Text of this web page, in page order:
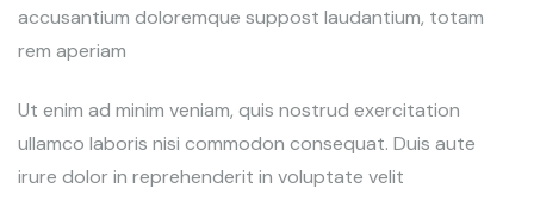
accusantium doloremque suppost laudantium, totam
rem aperiam
Ut enim ad minim veniam, quis nostrud exercitation
ullamco laboris nisi commodon consequat. Duis aute
irure dolor in reprehenderit in voluptate velit